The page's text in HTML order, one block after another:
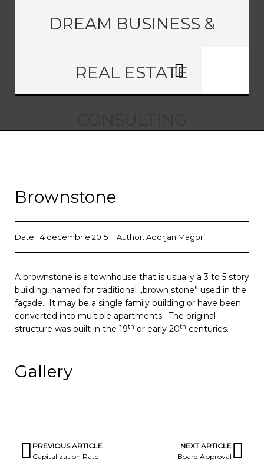
DREAM BUSINESS &
REAL ESTATE
Brownstone
Date:14 decembrie 2015 Author: Adorjan Magori
A brownstone is a townhouse that is usually a 3 to 5 story
building, named for traditional „brown stone” used in the
façade. It may be a single family building or have been
converted into multiple apartments. The original
structure was built in the 19th or early 20th centuries.
Gallery
PREVIOUS ARTICLE
Capitalization Rate
NEXT ARTICLE
Board Approval